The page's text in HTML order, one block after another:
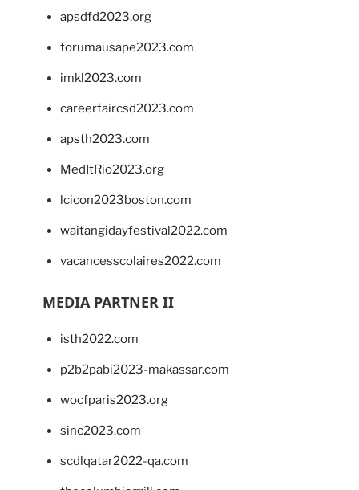
apsdfd2023.org
forumausape2023.com
imkl2023.com
careerfaircsd2023.com
apsth2023.com
MedItRio2023.org
lcicon2023boston.com
waitangidayfestival2022.com
vacancesscolaires2022.com
MEDIA PARTNER II
isth2022.com
p2b2pabi2023-makassar.com
wocfparis2023.org
sinc2023.com
scdlqatar2022-qa.com